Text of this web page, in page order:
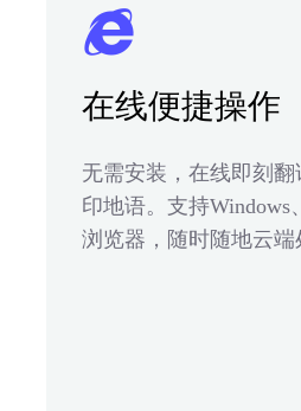
在线便捷操作
无需安装，在线即刻翻
印地语。支持Windows
浏览器，随时随地云端